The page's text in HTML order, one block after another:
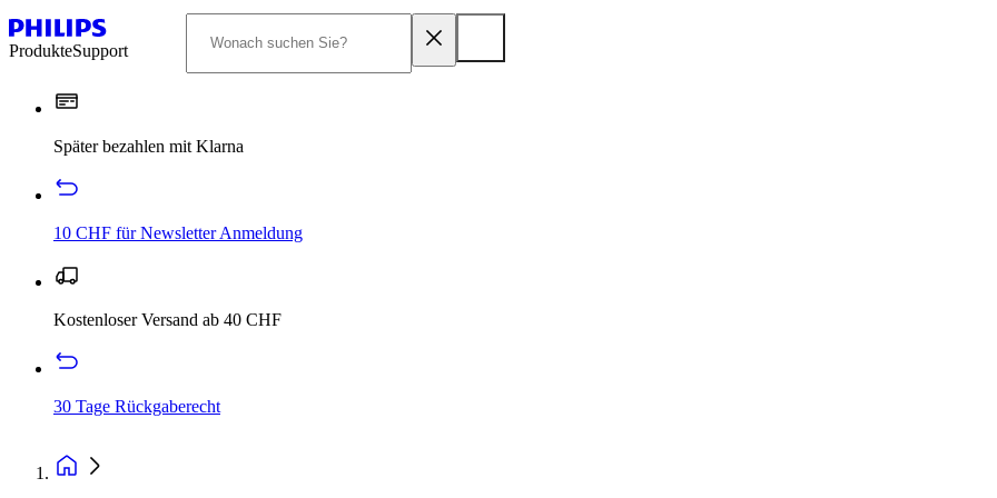
ProdukteSupport
Später bezahlen mit Klarna
10 CHF für Newsletter Anmeldung
Kostenloser Versand ab 40 CHF
30 Tage Rückgaberecht